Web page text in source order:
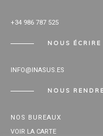
+34 986 787 525
NOUS ÉCRIRE
INFO@INASUS.ES
NOUS
NOS BUREAUX
VOIR LA CARTE